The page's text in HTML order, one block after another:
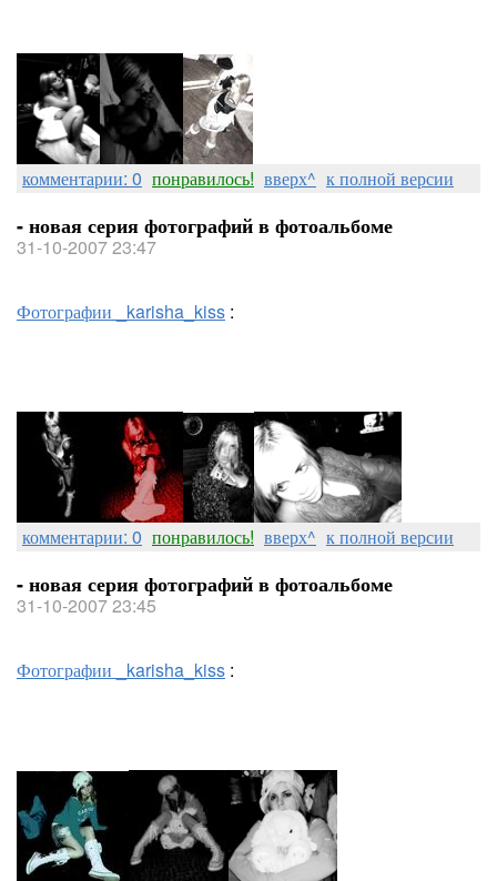
комментарии: 0 понравилось! вверх^ к полной версии
- новая серия фотографий в фотоальбоме
31-10-2007 23:47
Фотографии _karisha_kiss :
комментарии: 0 понравилось! вверх^ к полной версии
- новая серия фотографий в фотоальбоме
31-10-2007 23:45
Фотографии _karisha_kiss :